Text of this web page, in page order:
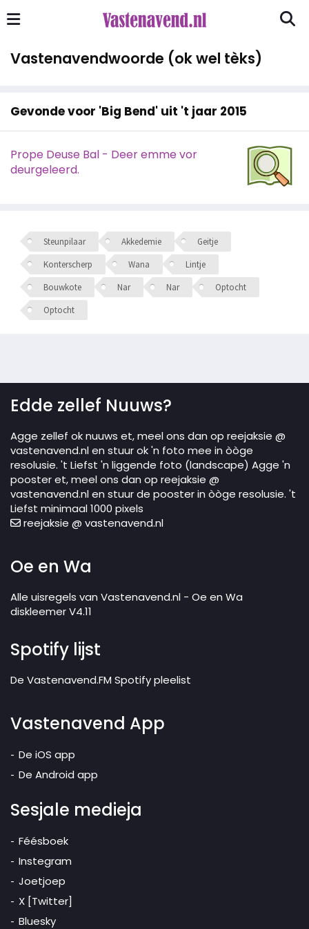
Vastenavendwoorde (ok wel tèks)
Gevonde voor 'Big Bend' uit 't jaar 2015
Prope Deuse Bal - Deer emme vor
deurgeleerd.
Steunpilaar Akkedemie
Geitje
Konterscherp
Wana
Lintje
Bouwkote
Nar Nar
Optocht
Optocht
Edde zellef Nuuws?
Agge zellef ok nuuws et, meel ons dan op reejaksie @
vastenavend.nl en stuur ok 'n foto mee in òòge
resolusie. 't Liefst 'n liggende foto (landscape) Agge 'n
pooster et, meel ons dan op reejaksie @
vastenavend.nl en stuur de pooster in òòge resolusie. 't
Liefst minimaal 1000 pixels
reejaksie @ vastenavend.nl
Oe en Wa
Alle uisregels van Vastenavend.nl - Oe en Wa
diskleemer V4.11
Spotify lijst
De Vastenavend.FM Spotify pleelist
Vastenavend App
De iOS app
De Android app
Sesjale medieja
Féésboek
Instegram
Joetjoep
X [Twitter]
Bluesky